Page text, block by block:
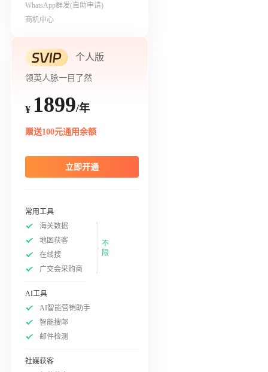
WhatsApp群发(自助申请)
商机中心
个人版
领英人脉一目了然
¥ 1899/年
赠送100元通用余额
立即开通
常用工具
海关数据
地图获客
在线搜
广交会采购商
不
限
AI工具
AI智能营销助手
智能搜邮
邮件检测
社媒获客